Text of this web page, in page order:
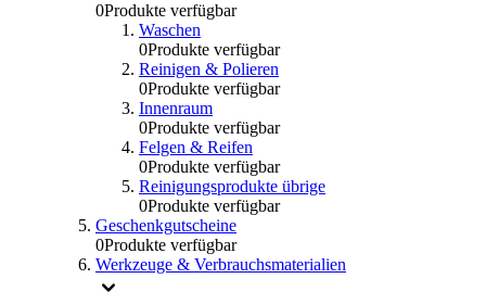
0Produkte verfügbar
Waschen
0Produkte verfügbar
Reinigen & Polieren
0Produkte verfügbar
Innenraum
0Produkte verfügbar
Felgen & Reifen
0Produkte verfügbar
Reinigungsprodukte übrige
0Produkte verfügbar
Geschenkgutscheine
0Produkte verfügbar
Werkzeuge & Verbrauchsmaterialien